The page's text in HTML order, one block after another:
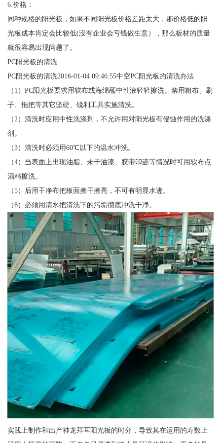
6.价格：
同种规格的阳光板，如果不同阳光板价格差距太大，那价格低的阳
光板成本肯定会比较低(没有企业会亏钱做生意），那么板材的质量
就很容易出现问题了。
PC阳光板的清洗
PC阳光板的清洗2016-01-04 09:46:55中空PC阳光板的清洗办法
（1）PC阳光板要求用软布或海绵蘸中性液轻轻擦洗。禁用粗布、刷
子、拖把等其它坚硬、锐利工具实施清洗。
（2）清洗时应用中性洗涤剂，不允许用对阳光板有侵蚀作用的洗涤
剂。
（3）清洗时必须用60℃以下的温水冲洗。
（4）当表面上出现油脂、未干油漆、胶带印迹等情况时可用软布点
酒精擦洗。
（5）后用干净布把板面擦干擦亮，不可有明显水迹。
（6）必须用清水把清洗下的污垢彻底冲洗干净。
实践上制作和出产神龙拜耳阳光板的时分，导致其在运用的寿数上